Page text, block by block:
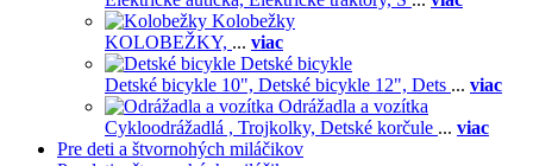
Kolobežky
KOLOBEŽKY, ... viac
Detské bicykle
Detské bicykle 10", Detské bicykle 12", Dets ... viac
Odrážadla a vozítka
Cykloodrážadlá , Trojkolky, Detské korčule ... viac
Pre deti a štvornohých miláčikov